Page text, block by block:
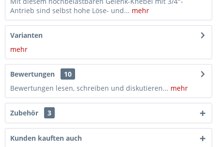
Antrieb sind selbst hohe Löse- und... mehr
Varianten
mehr
Bewertungen
10
Bewertungen lesen, schreiben und diskutieren... mehr
Zubehör 3
Kunden kauften auch